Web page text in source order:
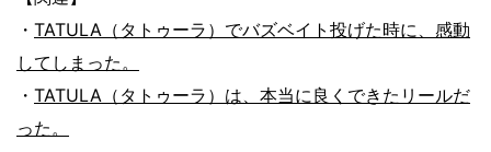
・ TATULA（タトゥーラ）でバズベイト投げた時に、感動
してしまった。
・ TATULA（タトゥーラ）は、本当に良くできたリールだ
った。